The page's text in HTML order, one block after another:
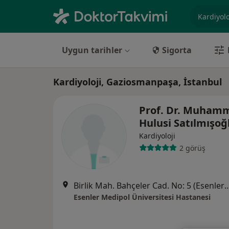
Uygun tarihler Sigorta
Kardiyoloji, Gaziosmanpaşa, İstanbul
Prof. Dr.
Hulusi
Kardiyoloji
2 görüş
Birlik Mah. Bahçeler Cad. No:
Esenler Medipol Üniversitesi Hastanesi